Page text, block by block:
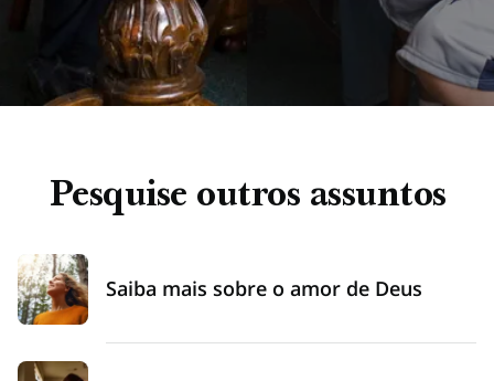
Pesquise outros assuntos
Saiba mais sobre o amor de Deus